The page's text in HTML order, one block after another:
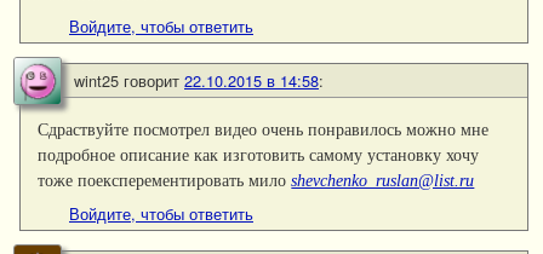
Войдите, чтобы ответить
wint25 говорит 22.10.2015 в 14:58:
Сдраствуйте посмотрел видео очень понравилось можно мне
подробное описание как изготовить самому установку хочу
тоже поексперементировать милоshevchenko_ruslan@list.ru
Войдите, чтобы ответить